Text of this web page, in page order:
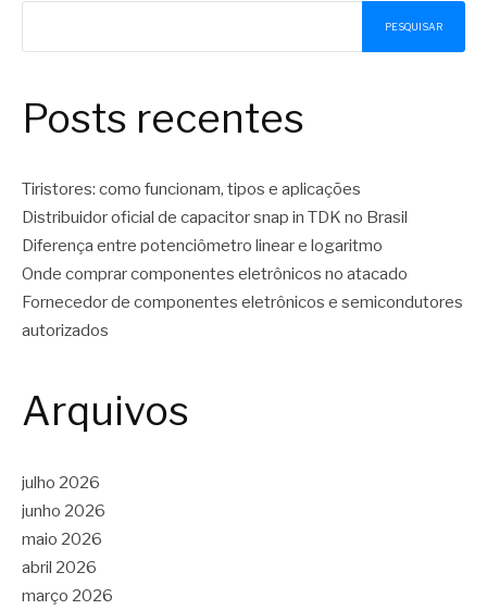
PESQUISAR
Posts recentes
Tiristores: como funcionam, tipos e aplicações
Distribuidor oficial de capacitor snap in TDK no Brasil
Diferença entre potenciômetro linear e logaritmo
Onde comprar componentes eletrônicos no atacado
Fornecedor de componentes eletrônicos e semicondutores
autorizados
Arquivos
julho 2026
junho 2026
maio 2026
abril 2026
março 2026